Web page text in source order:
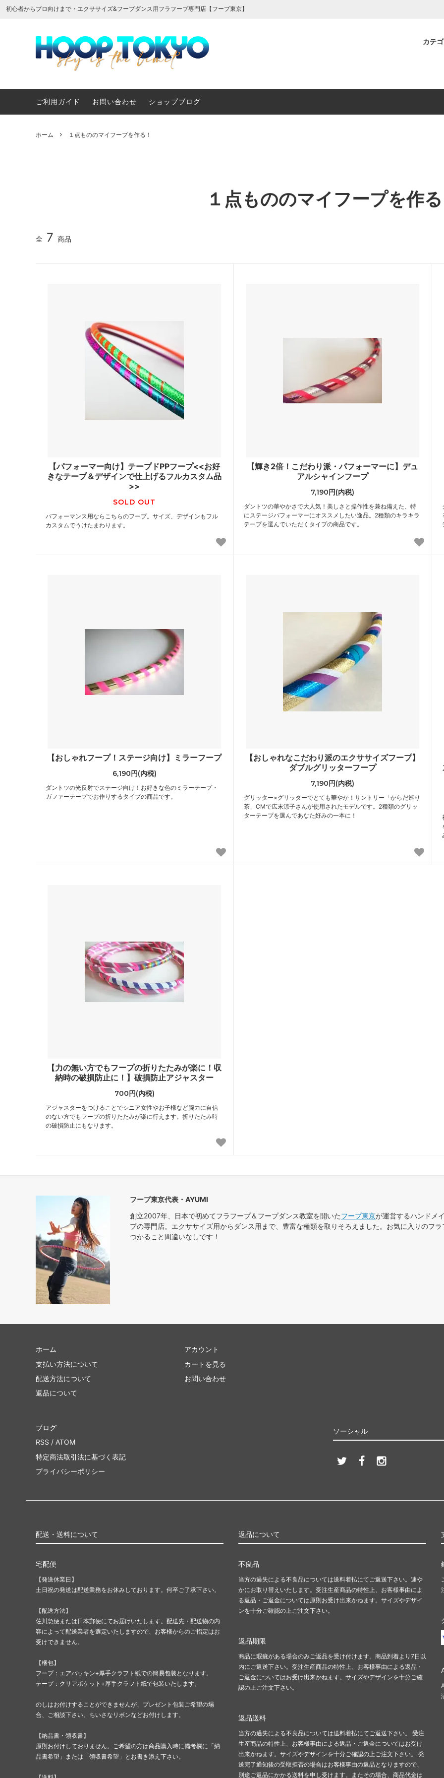
初心者からプロ向けまで・エクササイズ&フープダンス用フラフープ専門店【フープ東京】
カテ
ワケありお買い得品
メディア掲載・指導実績
ご利用ガイド お問い合わせ ショップブログ
ホーム １点もののマイフープを作る！
１点もののマイフープを作る
全 7 商品
【パフォーマー向け】テープドPPフープ<<お好
きなテープ＆デザインで仕上げるフルカスタム品
>>
SOLD OUT
パフォーマンス用ならこちらのフープ。サイズ、デザインもフル
カスタムでうけたまわります。
【輝き2倍！こだわり派・パフォーマーに】デュ
アルシャインフープ
7,190円(内税)
ダントツの華やかさで大人気！美しさと操作性を兼ね備えた、特
にステージパフォーマーにオススメしたい逸品。2種類のキラキラ
テープを選んでいただくタイプの商品です。
【おしゃれフープ！ステージ向け】ミラーフープ
6,190円(内税)
ダントツの光反射でステージ向け！お好きな色のミラーテープ・
ガファーテープでお作りするタイプの商品です。
【おしゃれなこだわり派のエクササイズフープ】
ダブルグリッターフープ
7,190円(内税)
グリッター×グリッターでとても華やか！サントリー「からだ巡り
茶」CMで広末涼子さんが使用されたモデルです。2種類のグリッ
ターテープを選んであなた好みの一本に！
【力の無い方でもフープの折りたたみが楽に！収
納時の破損防止に！】破損防止アジャスター
700円(内税)
アジャスターをつけることでシニア女性やお子様など腕力に自信
のない方でもフープの折りたたみが楽に行えます。折りたたみ時
の破損防止にもなります。
フープ東京代表・AYUMI
創立2007年、日本で初めてフラフープ＆フープダンス教室を開いたフープ東京が運営するハンドメ
プの専門店。エクササイズ用からダンス用まで、豊富な種類を取りそろえました。お気に入りのフラ
つかること間違いなしです！
ホーム
支払い方法について
配送方法について
返品について
アカウント
カートを見る
お問い合わせ
ソーシャル
ブログ
RSS / ATOM
特定商法取引法に基づく表記
プライバシーポリシー
配送・送料について
宅配便
【発送休業日】
土日祝の発送は配送業務をお休みしております。何卒ご了承下さい。
【配送方法】
佐川急便または日本郵便にてお届けいたします。配送先・配送物の内
容によって配送業者を選定いたしますので、お客様からのご指定はお
受けできません。
【梱包】
フープ：エアパッキン+厚手クラフト紙での簡易包装となります。
テープ：クリアポケット+厚手クラフト紙で包装いたします。
のしはお付けすることができませんが、プレゼント包装ご希望の場
合、ご相談下さい。ちいさなリボンなどお付けします。
【納品書・領収書】
原則お付けしておりません。ご希望の方は商品購入時に備考欄に「納
品書希望」または「領収書希望」とお書き添え下さい。
返品について
不良品
当方の過失による不良品については送料着払にてご返送下さい。速や
かにお取り替えいたします。受注生産商品の特性上、お客様事由によ
る返品・ご返金については原則お受け出来かねます。サイズやデザイ
ンを十分ご確認の上ご注文下さい。
返品期限
商品に瑕疵がある場合のみご返品を受け付けます。商品到着より7日以
内にご返送下さい。受注生産商品の特性上、お客様事由による返品・
ご返金についてはお受け出来かねます。サイズやデザインを十分ご確
認の上ご注文下さい。
返品送料
当方の過失による不良品については送料着払にてご返送下さい。 受注
生産商品の特性上、お客様事由による返品・ご返金についてはお受け
出来かねます。サイズやデザインを十分ご確認の上ご注文下さい。 発
送完了通知後の受取拒否の場合はお客様事由の返品となりますので、
別途ご返品にかかる送料を申し受けます。またその場合、商品代金は